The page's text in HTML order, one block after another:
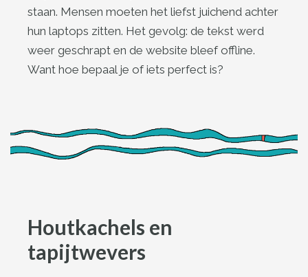
staan. Mensen moeten het liefst juichend achter
hun laptops zitten. Het gevolg: de tekst werd
weer geschrapt en de website bleef offline.
Want hoe bepaal je of iets perfect is?
Houtkachels en
tapijtwevers